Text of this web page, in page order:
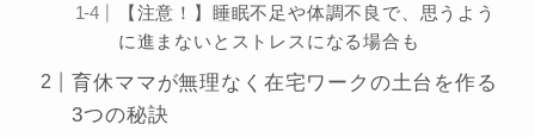
【注意！】睡眠不足や体調不良で、思うよう
に進まないとストレスになる場合も
育休ママが無理なく在宅ワークの土台を作る
3つの秘訣